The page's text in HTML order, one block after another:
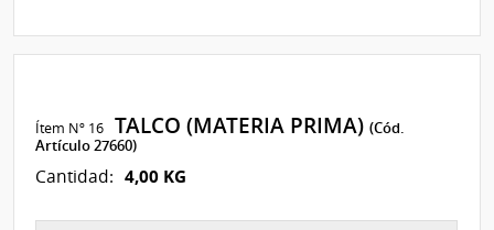
Ítem Nº 16 TALCO (MATERIA PRIMA)(Cód.
Artículo 27660)
Cantidad: 4,00 KG